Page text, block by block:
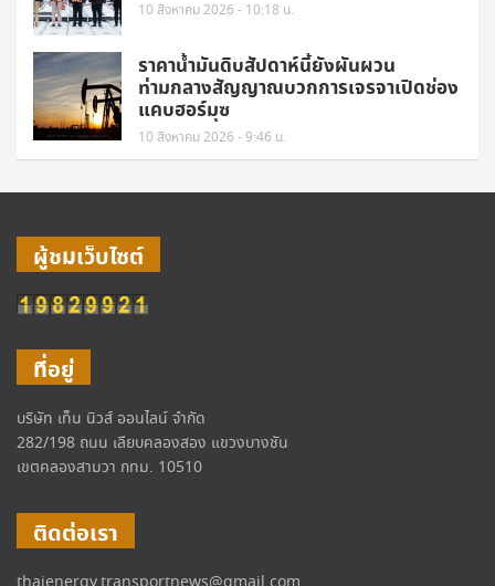
10 สิงหาคม 2026 - 10:18 น.
ราคาน้ำมันดิบสัปดาห์นี้ยังผันผวน
ท่ามกลางสัญญาณบวกการเจรจาเปิดช่อง
แคบฮอร์มุซ
10 สิงหาคม 2026 - 9:46 น.
ผู้ชมเว็บไซต์
ที่อยู่
บริษัท เท็น นิวส์ ออนไลน์ จำกัด
282/198 ถนน เลียบคลองสอง แขวงบางชัน
เขตคลองสามวา กทม. 10510
ติดต่อเรา